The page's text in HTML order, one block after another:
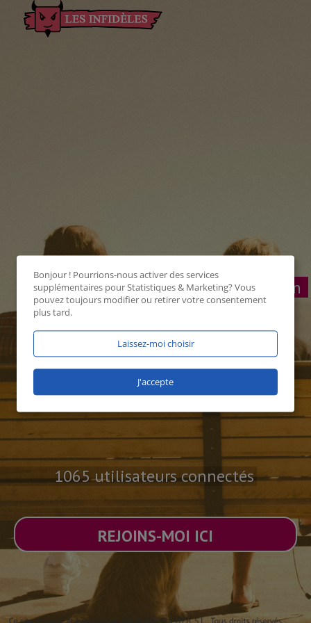
Connexion
1065 utilisateurs connectés
REJOINS-MOI ICI
Bonjour ! Pourrions-nous activer des services
supplémentaires pourStatistiques & Marketing? Vous
pouvez toujours modifier ou retirer votre consentement
plus tard.
Laissez-moi choisir
J'accepte